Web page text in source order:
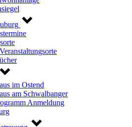
im Ostend
am Schwalbanger
Anmeldung